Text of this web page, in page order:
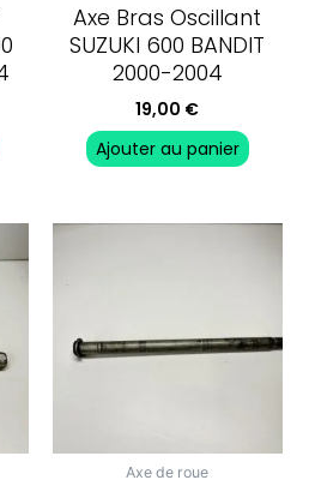
Axe Bras Oscillant
SUZUKI 600 BANDIT
2000-2004
19,00 €
Ajouter au panier
Axe de roue